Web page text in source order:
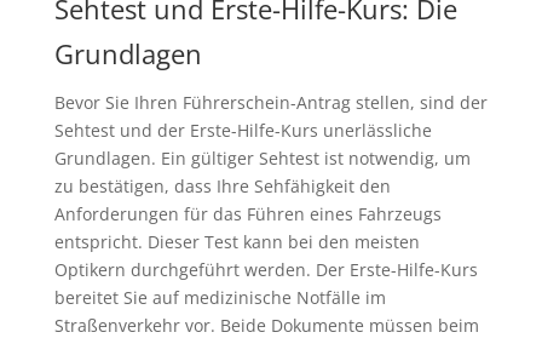
Sehtest und Erste-Hilfe-Kurs: Die
Grundlagen
Bevor Sie Ihren Führerschein-Antrag stellen, sind der
Sehtest und der Erste-Hilfe-Kurs unerlässliche
Grundlagen. Ein gültiger Sehtest ist notwendig, um
zu bestätigen, dass Ihre Sehfähigkeit den
Anforderungen für das Führen eines Fahrzeugs
entspricht. Dieser Test kann bei den meisten
Optikern durchgeführt werden. Der Erste-Hilfe-Kurs
bereitet Sie auf medizinische Notfälle im
Straßenverkehr vor. Beide Dokumente müssen beim